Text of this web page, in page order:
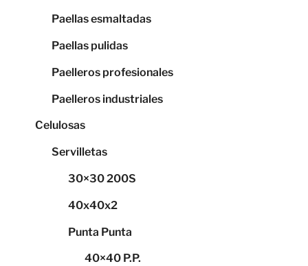
Paellas esmaltadas
Paellas pulidas
Paelleros profesionales
Paelleros industriales
Celulosas
Servilletas
30×30 200S
40x40x2
Punta Punta
40×40 P.P.